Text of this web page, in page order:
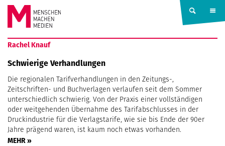
Springe zum Inhalt
MENSCHEN
MACHEN
MEDIEN
Rachel Knauf
Schwierige Verhandlungen
Die regionalen Tarifverhandlungen in den Zeitungs-,
Zeitschriften- und Buchverlagen verlaufen seit dem Sommer
unterschiedlich schwierig. Von der Praxis einer vollständigen
oder weitgehenden Übernahme des Tarifabschlusses in der
Druckindustrie für die Verlagstarife, wie sie bis Ende der 90er
Jahre prägend waren, ist kaum noch etwas vorhanden.
MEHR »